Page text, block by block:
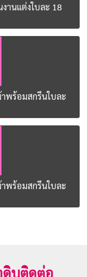
านแต่งใบละ 18
พร้อมสกรีนใบละ
พร้อมสกรีนใบละ
ดิบติดต่อ